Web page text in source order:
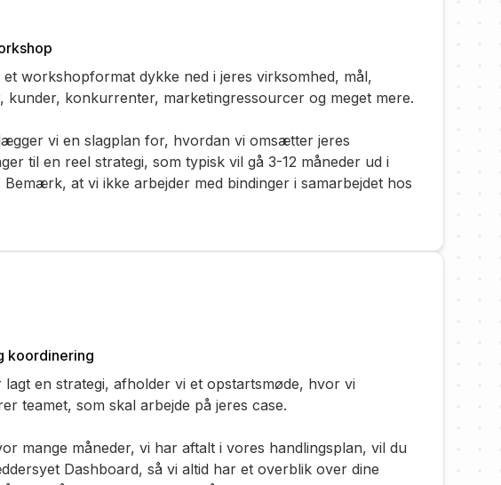
et workshopformat dykke ned i jeres virksomhed, mål,
kunder, konkurrenter, marketingressourcer og meget mere.
vi en slagplan for, hvordan vi omsætter jeres
til en reel strategi, som typisk vil gå 3-12 måneder ud i
Bemærk, at vi ikke arbejder med bindinger i samarbejdet hos
koordinering
lagt en strategi, afholder vi et opstartsmøde, hvor vi
teamet, som skal arbejde på jeres case.
mange måneder, vi har aftalt i vores handlingsplan, vil du
Dashboard, så vi altid har et overblik over dine